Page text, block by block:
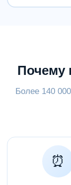
Почему
Более 140
⏰